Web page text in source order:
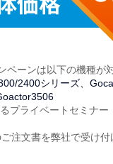
ーンは以下の機種が
2400シリーズ、
プライベートセミナー
注文書を弊社で受け